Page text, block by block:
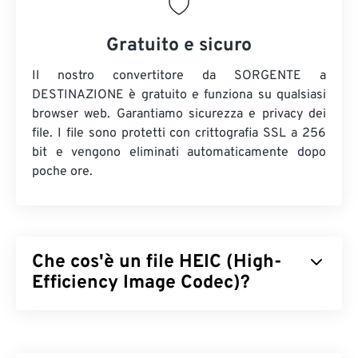
Gratuito e sicuro
Il nostro convertitore da SORGENTE a
DESTINAZIONE è gratuito e funziona su qualsiasi
browser web. Garantiamo sicurezza e privacy dei
file. I file sono protetti con crittografia SSL a 256
bit e vengono eliminati automaticamente dopo
poche ore.
Che cos'è un file HEIC (High-
Efficiency Image Codec)?